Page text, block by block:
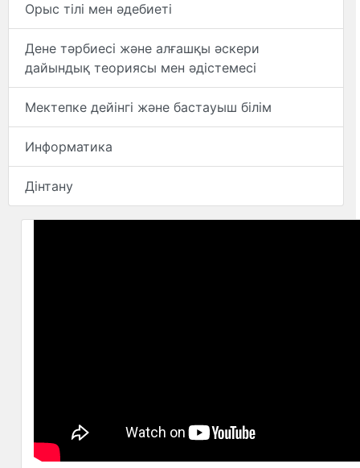
Орыс тілі мен әдебиеті
Дене тәрбиесі және алғашқы әскери
дайындық теориясы мен әдістемесі
Мектепке дейінгі және бастауыш білім
Информатика
Дінтану